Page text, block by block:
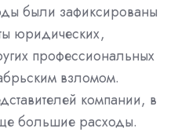
были зафиксированы
юридических,
профессиональных
взломом.
компании, в
большие расходы.